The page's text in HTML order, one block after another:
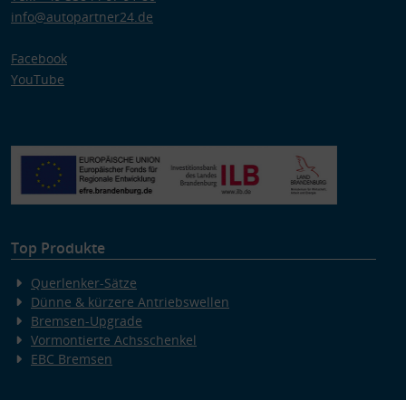
info@autopartner24.de
Facebook
YouTube
Top Produkte
Querlenker-Sätze
Dünne & kürzere Antriebswellen
Bremsen-Upgrade
Vormontierte Achsschenkel
EBC Bremsen